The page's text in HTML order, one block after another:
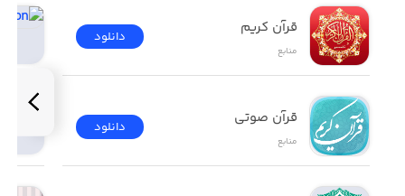
قرآن کریم
منابع
دانلود
قرآن صوتی
منابع
دانلود